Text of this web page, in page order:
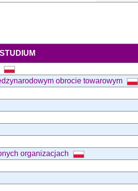
obrocie towarowym
organizacjach